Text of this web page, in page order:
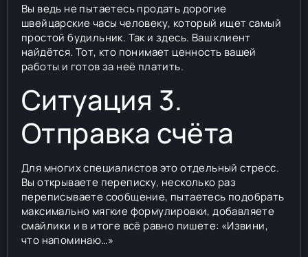
Вы ведь не пытаетесь продать дорогие
швейцарские часы человеку, который ищет самый
простой будильник. Так и здесь. Ваш клиент
найдётся. Тот, кто понимает ценность вашей
работы и готов за неё платить.
Ситуация 3.
Отправка счёта
Для многих специалистов это отдельный стресс.
Вы открываете переписку, несколько раз
переписываете сообщение, пытаетесь подобрать
максимально мягкие формулировки, добавляете
смайлики и в итоге всё равно пишете: «Извини,
что напоминаю…»